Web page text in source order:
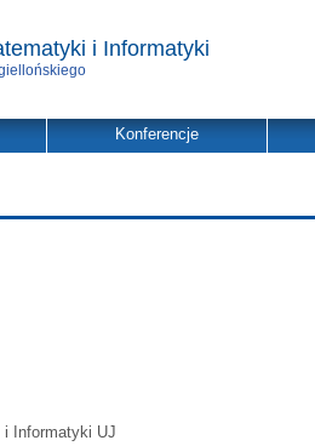
i Informatyki
Konferencje
i Informatyki UJ